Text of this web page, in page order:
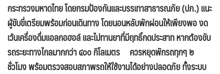
กระทรวงมหาดไทย โดยกรมป้องกันและบรรเทาสาธารณภัย(ปภ.) แนะ
ผู้ขับขี่เตรียมพร้อมก่อนเดินทาง โดยนอนหลับพักผ่อนให้เพียงพอ งด
เว้นเครื่องดื่มแอลกอฮอล์ และไม่ทานยาที่มีฤทธิ์กดประสาท หากต้องขับ
รถระยะทางไกลมากกว่า ๔๐๐ กิโลเมตร ควรหยุดพักรถทุกๆ ๒
ชั่วโมง พร้อมตรวจสอบสภาพรถให้ใช้งานได้อย่างปลอดภัย ทั้งระบบ